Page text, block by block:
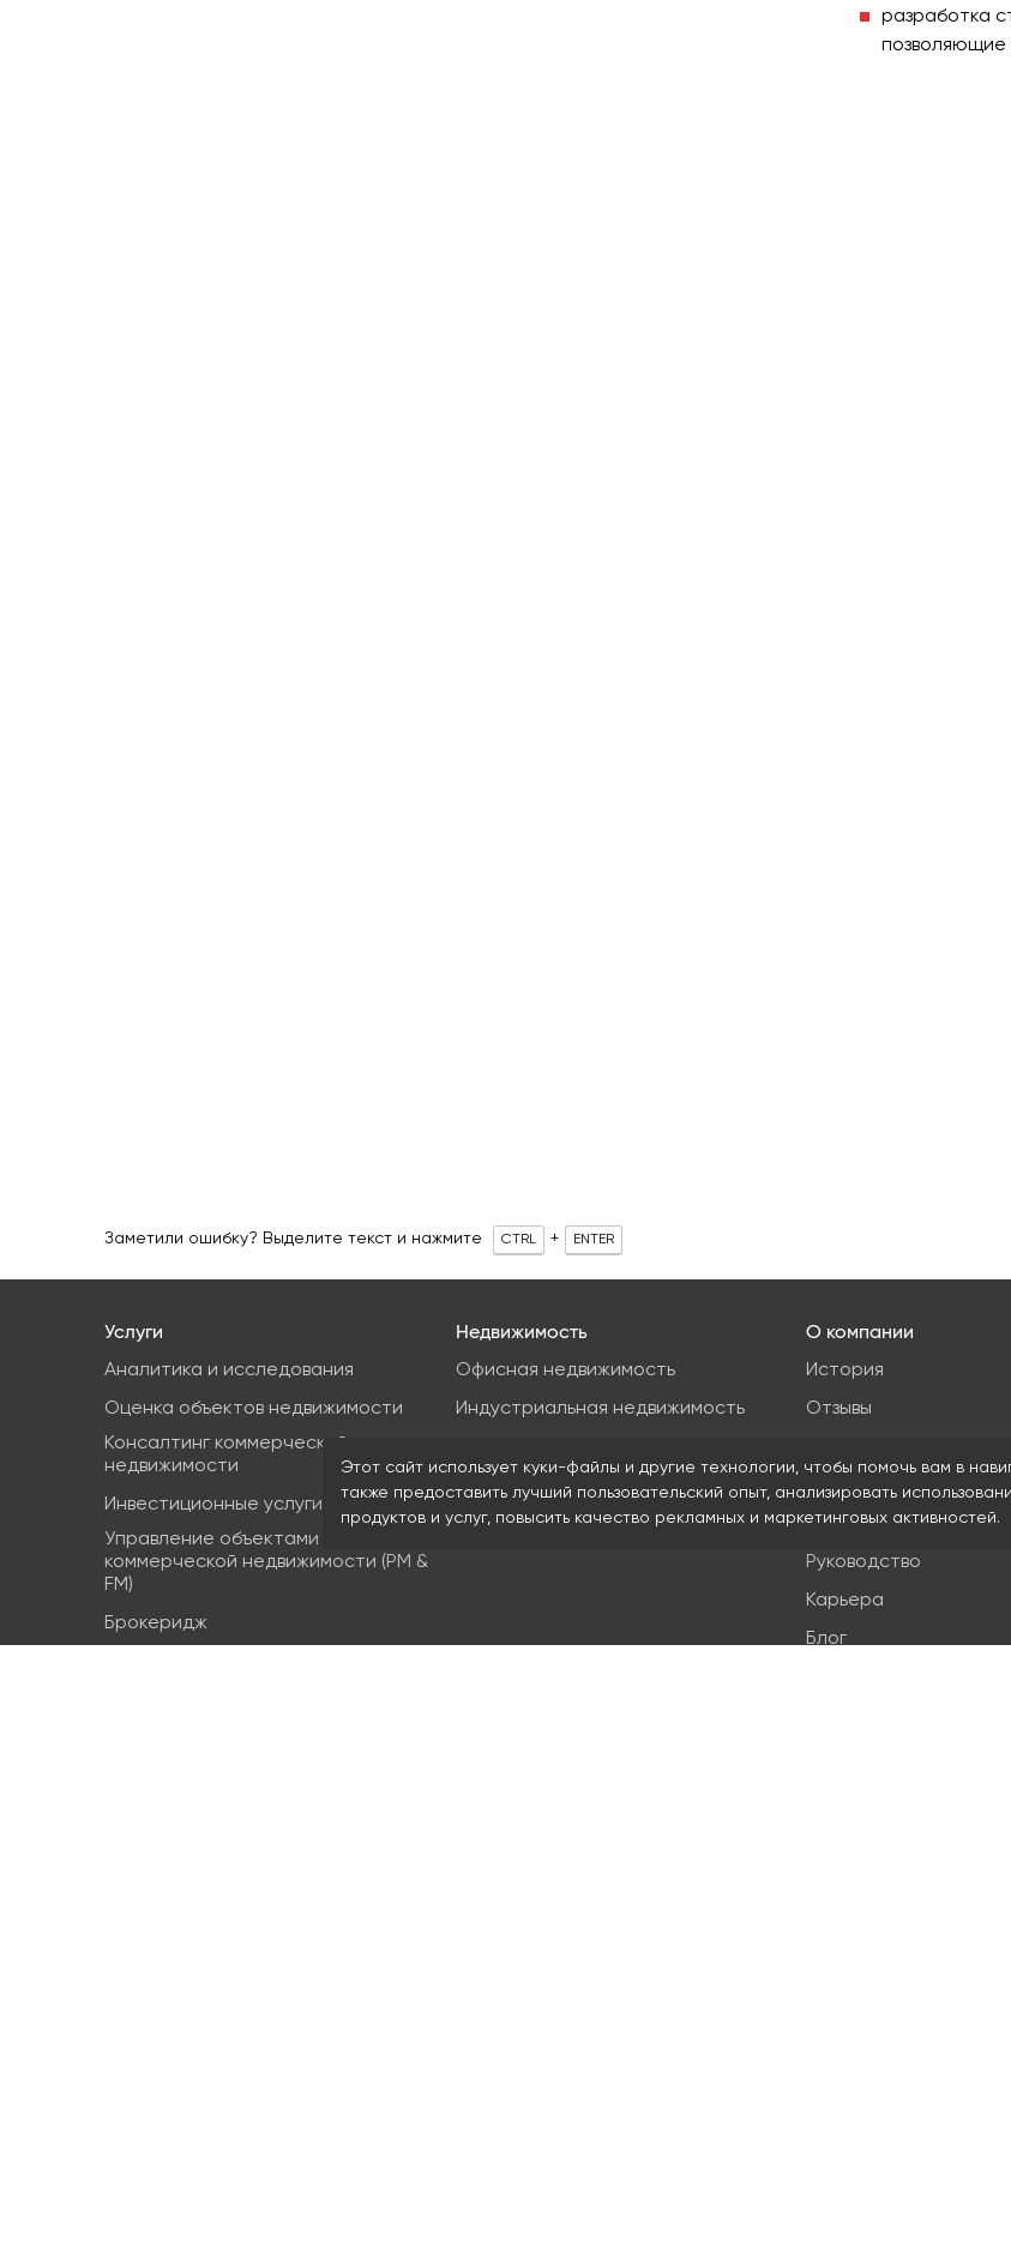
разработка
позволяющие
Заметили ошибку? Выделите текст и нажмите CTRL + ENTER
Услуги
Аналитика и исследования
Оценка объектов недвижимости
Консалтинг коммерческой
недвижимости
Инвестиционные услуги
Управление объектами
коммерческой недвижимости (PM &
FM)
Брокеридж
Недвижимость
Офисная недвижимость
Индустриальная недвижимость
Торговая недвижимость
О компании
История
Отзывы
Журнал Insight
Клиенты
Руководство
Карьера
Блог
Этот сайт использует куки-файлы и другие технологии, чтобы помочь вам в
также предоставить лучший пользовательский опыт, анализировать
продуктов и услуг, повысить качество рекламных и маркетинговых активностей.